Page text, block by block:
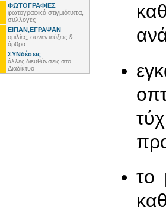
ΦΩΤΟΓΡΑΦΙΕΣ
φωτογραφικά στιγμιότυπα,
συλλογές
ΕΙΠΑΝ,ΕΓΡΑΨΑΝ
ομιλίες, συνεντεύξεις &
άρθρα
ΣΥΝδέσεις
άλλες διευθύνσεις στο
Διαδίκτυο
το